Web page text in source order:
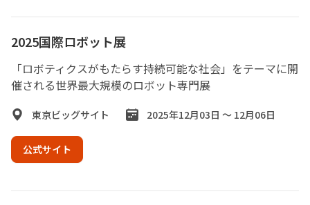
2025国際ロボット展
「ロボティクスがもたらす持続可能な社会」をテーマに開
催される世界最大規模のロボット専門展
東京ビッグサイト 2025年12月03日 ～ 12月06日
公式サイト